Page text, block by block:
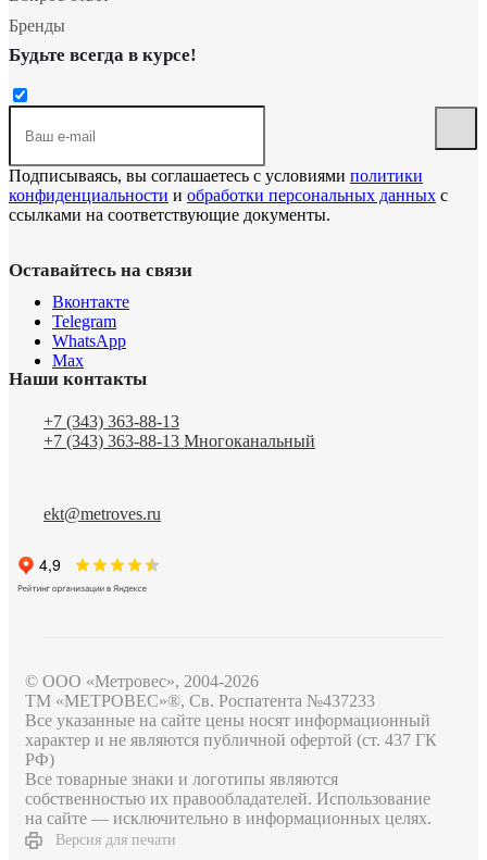
Бренды
Будьте всегда в курсе!
Подписываясь, вы соглашаетесь с условиями политики
конфиденциальности и обработки персональных данных с
ссылками на соответствующие документы.
Оставайтесь на связи
Вконтакте
Telegram
WhatsApp
Max
Наши контакты
+7 (343) 363-88-13
+7 (343) 363-88-13 Многоканальный
ekt@metroves.ru
© ООО «Метровес», 2004-2026
ТМ «МЕТРОВЕС»®, Св. Роспатента №4​3​7​2​3​3
Все указанные на сайте цены носят информационный
характер и не являются публичной офертой (ст. 437 ГК
РФ)
Все товарные знаки и логотипы являются
собственностью их правообладателей. Использование
на сайте — исключительно в информационных целях.
Версия для печати